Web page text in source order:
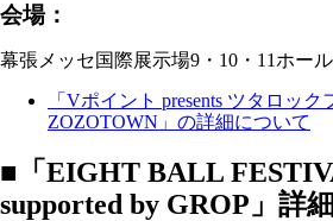
会場：
幕張メッセ国際展示場9・10・11ホール
「Vポイント presents ツタロック
ZOZOTOWN」の詳細について
■「EIGHT BALL
supported by GROP」詳細